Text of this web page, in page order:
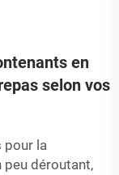
en
selon vos
pour la
déroutant,